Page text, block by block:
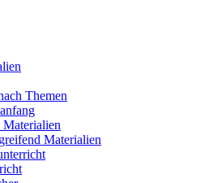
Themen
Materialien